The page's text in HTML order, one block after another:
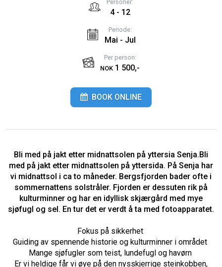
Personer:
4 - 12
Periode:
Mai - Jul
Per person:
NOK 1 500,-
BOOK ONLINE
Bli med på jakt etter midnattsolen på yttersia Senja.Bli
med på jakt etter midnattsolen på yttersida. På Senja har
vi midnattsol i ca to måneder. Bergsfjorden bader ofte i
sommernattens solstråler. Fjorden er dessuten rik på
kulturminner og har en idyllisk skjærgård med mye
sjøfugl og sel. En tur det er verdt å ta med fotoapparatet.
Fokus på sikkerhet
Guiding av spennende historie og kulturminner i området
Mange sjøfugler som teist, lundefugl og havørn
Er vi heldige får vi øye på den nysskjerrige steinkobben,